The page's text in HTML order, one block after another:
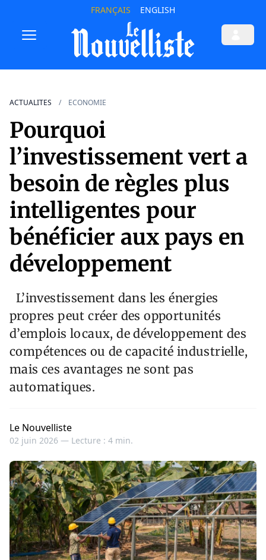
FRANÇAIS ENGLISH
ACTUALITES ECONOMIE
Pourquoi
l’investissement vert a
besoin de règles plus
intelligentes pour
bénéficier aux pays en
développement
L’investissement dans les énergies
propres peut créer des opportunités
d’emplois locaux, de développement des
compétences ou de capacité industrielle,
mais ces avantages ne sont pas
automatiques.
Le Nouvelliste
02 juin 2026 — Lecture : 4 min.